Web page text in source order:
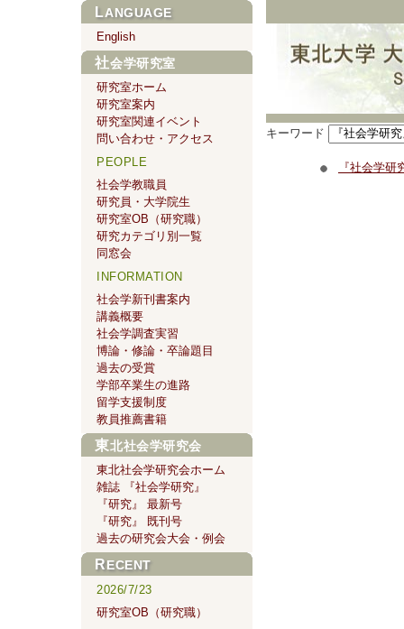
キーワード
『社会学研
LANGUAGE
English
社会学研究室
研究室ホーム
研究室案内
研究室関連イベント
問い合わせ・アクセス
PEOPLE
社会学教職員
研究員・大学院生
研究室OB（研究職）
研究カテゴリ別一覧
同窓会
INFORMATION
社会学新刊書案内
講義概要
社会学調査実習
博論・修論・卒論題目
過去の受賞
学部卒業生の進路
留学支援制度
教員推薦書籍
東北社会学研究会
東北社会学研究会ホーム
雑誌 『社会学研究』
『研究』 最新号
『研究』 既刊号
過去の研究会大会・例会
RECENT
2026/7/23
研究室OB（研究職）